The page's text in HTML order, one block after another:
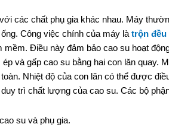
các chất phụ gia khác nhau. Máy
Công việc chính của máy là trộn đều
Điều này đảm bảo cao su hoạt
và gấp cao su bằng hai con lăn quay.
Nhiệt độ của con lăn có thể được
trì chất lượng của cao su. Các bộ
su và phụ gia.